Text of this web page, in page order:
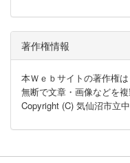
著作権情報
本Ｗｅｂサイトの著作権
無断で文章・画像などを
Copyright (C) 気仙沼市立